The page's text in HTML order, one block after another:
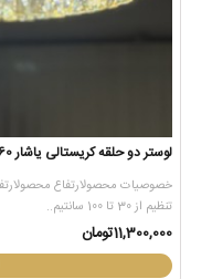
لوستر دو حلقه کریستالی یاشار 60
خصوصیات محصولارتفاع
تنظیم از 30 تا 100 سانتیم..
11,300,000تومان